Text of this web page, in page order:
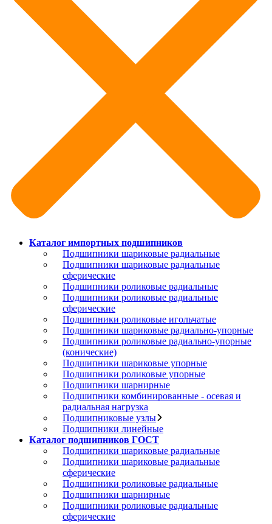
Каталог импортных подшипников
Подшипники шариковые радиальные
Подшипники шариковые радиальные
сферические
Подшипники роликовые радиальные
Подшипники роликовые радиальные
сферические
Подшипники роликовые игольчатые
Подшипники шариковые радиально-упорные
Подшипники роликовые радиально-упорные
(конические)
Подшипники шариковые упорные
Подшипники роликовые упорные
Подшипники шарнирные
Подшипники комбинированные - осевая и
радиальная нагрузка
Подшипниковые узлы
Подшипники линейные
Каталог подшипников ГОСТ
Подшипники шариковые радиальные
Подшипники шариковые радиальные
сферические
Подшипники роликовые радиальные
Подшипники шарнирные
Подшипники роликовые радиальные
сферические